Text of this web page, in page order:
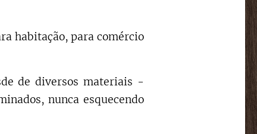
habitação, para comércio
de diversos materiais -
nunca esquecendo